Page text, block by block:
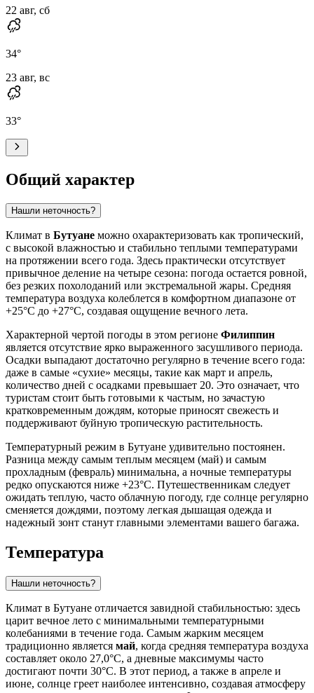
22 авг, сб
34°
23 авг, вс
33°
Общий характер
Нашли неточность?
Климат в Бутуане можно охарактеризовать как тропический,
с высокой влажностью и стабильно теплыми температурами
на протяжении всего года. Здесь практически отсутствует
привычное деление на четыре сезона: погода остается ровной,
без резких похолоданий или экстремальной жары. Средняя
температура воздуха колеблется в комфортном диапазоне от
+25°C до +27°C, создавая ощущение вечного лета.
Характерной чертой погоды в этом регионе Филиппин
является отсутствие ярко выраженного засушливого периода.
Осадки выпадают достаточно регулярно в течение всего года:
даже в самые «сухие» месяцы, такие как март и апрель,
количество дней с осадками превышает 20. Это означает, что
туристам стоит быть готовыми к частым, но зачастую
кратковременным дождям, которые приносят свежесть и
поддерживают буйную тропическую растительность.
Температурный режим в Бутуане удивительно постоянен.
Разница между самым теплым месяцем (май) и самым
прохладным (февраль) минимальна, а ночные температуры
редко опускаются ниже +23°C. Путешественникам следует
ожидать теплую, часто облачную погоду, где солнце регулярно
сменяется дождями, поэтому легкая дышащая одежда и
надежный зонт станут главными элементами вашего багажа.
Температура
Нашли неточность?
Климат в Бутуане отличается завидной стабильностью: здесь
царит вечное лето с минимальными температурными
колебаниями в течение года. Самым жарким месяцем
традиционно является май, когда средняя температура воздуха
составляет около 27,0°C, а дневные максимумы часто
достигают почти 30°C. В этот период, а также в апреле и
июне, солнце греет наиболее интенсивно, создавая атмосферу